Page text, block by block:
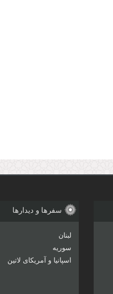
سفرها و دیدارها
لبنان
سوریه
اسپانیا و آمریکای لاتین